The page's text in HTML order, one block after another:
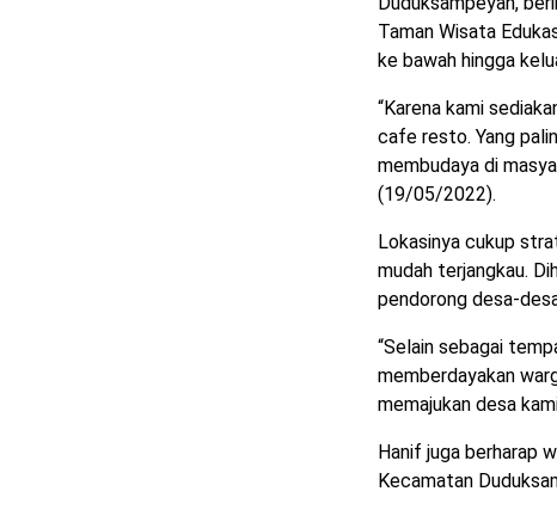
Taman Wisata
ke bawah hingga
“Karena kami
cafe resto. Yang
membudaya di
(19/05/2022).
Lokasinya cukup
mudah terjangkau.
pendorong desa-
“Selain sebagai
memberdayakan
memajukan desa
Hanif juga berharap
Kecamatan